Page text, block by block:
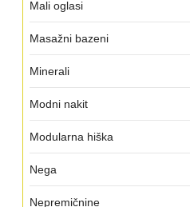
Mali oglasi
Masažni bazeni
Minerali
Modni nakit
Modularna hiška
Nega
Nepremičnine